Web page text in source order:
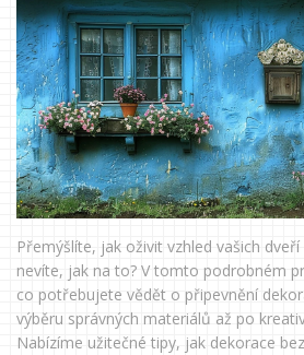
Přemýšlíte, jak oživit vzhled vašich
nevíte, jak na to? V tomto podrobném
co potřebujete vědět o připevnění
výběru správných materiálů až po
Nabízíme užitečné tipy, jak dekorace